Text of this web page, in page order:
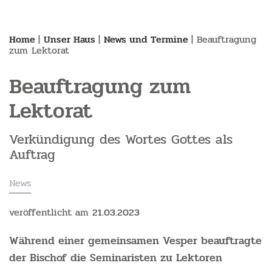
Home | Unser Haus | News und Termine | Beauftragung
zum Lektorat
Beauftragung zum
Lektorat
Verkündigung des Wortes Gottes als
Auftrag
News
veröffentlicht am 21.03.2023
Während einer gemeinsamen Vesper beauftragte
der Bischof die Seminaristen zu Lektoren